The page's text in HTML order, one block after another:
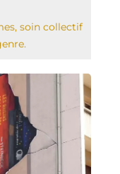
soin collectif